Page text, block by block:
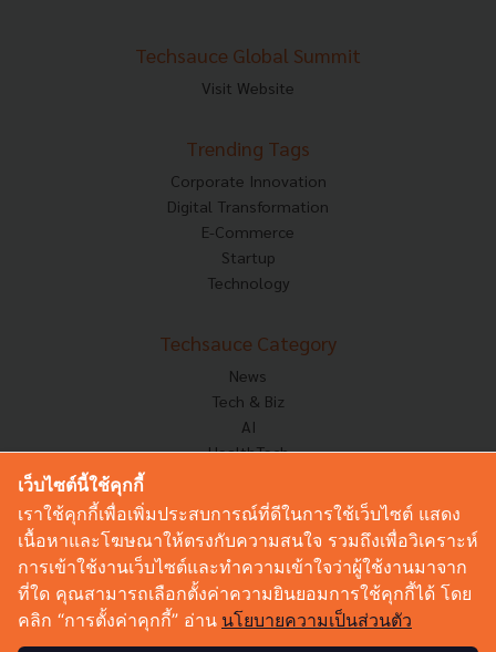
Techsauce Global Summit
Visit Website
Trending Tags
Corporate Innovation
Digital Transformation
E-Commerce
Startup
Technology
Techsauce Category
News
Tech & Biz
AI
HealthTech
Corp Innov
Saucy Thoughts
Based On
Sustainable
Videos
Podcast
เว็บไซต์นี้ใช้คุกกี้
เราใช้คุกกี้เพื่อเพิ่มประสบการณ์ที่ดีในการใช้เว็บไซต์ แสดง
เนื้อหาและโฆษณาให้ตรงกับความสนใจ รวมถึงเพื่อวิเคราะห์
การเข้าใช้งานเว็บไซต์และทำความเข้าใจว่าผู้ใช้งานมาจาก
ที่ใด คุณสามารถเลือกตั้งค่าความยินยอมการใช้คุกกี้ได้ โดย
คลิก “การตั้งค่าคุกกี้” อ่าน นโยบายความเป็นส่วนตัว